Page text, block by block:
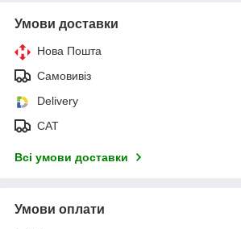
Умови доставки
Нова Пошта
Самовивіз
Delivery
САТ
Всі умови доставки
Умови оплати